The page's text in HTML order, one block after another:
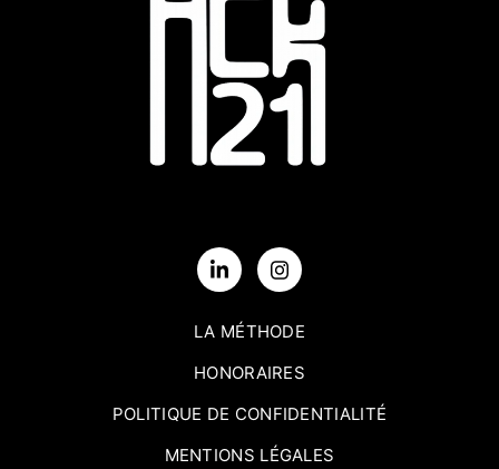
LA MÉTHODE
HONORAIRES
POLITIQUE DE CONFIDENTIALITÉ
MENTIONS LÉGALES